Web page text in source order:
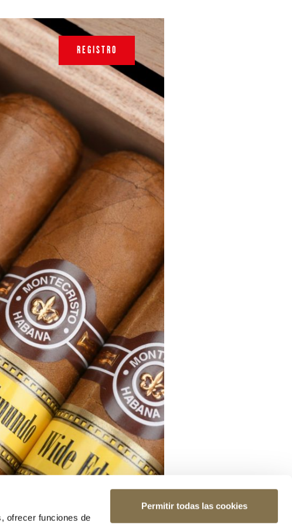
ofrecer funciones de
Permitir todas las cookies
REGISTRO